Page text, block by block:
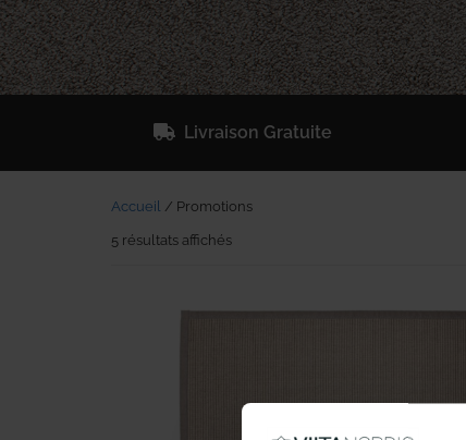
Livraison Gratuite
Accueil / Promotions
5 résultats affichés